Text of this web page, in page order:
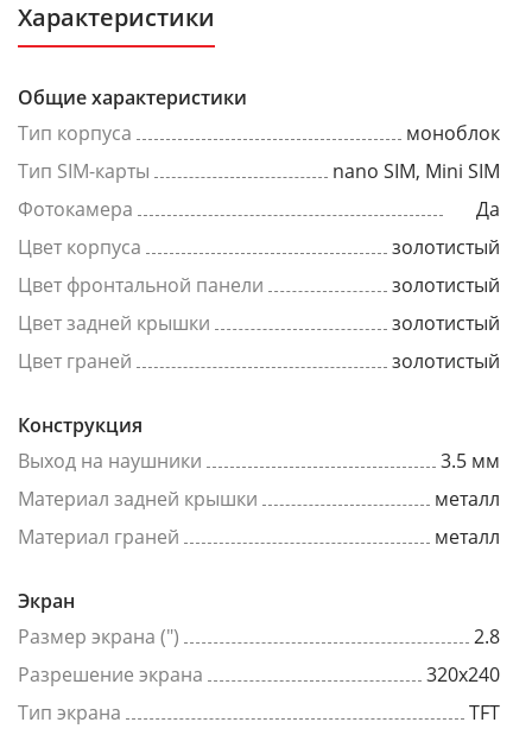
Характеристики
Общие характеристики
Тип корпуса
моноблок
Тип SIM-карты
nano SIM, Mini SIM
Фотокамера
Да
Цвет корпуса
золотистый
Цвет фронтальной панели
золотистый
Цвет задней крышки
золотистый
Цвет граней
золотистый
Конструкция
Выход на наушники
3.5 мм
Материал задней крышки
металл
Материал граней
металл
Экран
Размер экрана (")
2.8
Разрешение экрана
320x240
Тип экрана
TFT